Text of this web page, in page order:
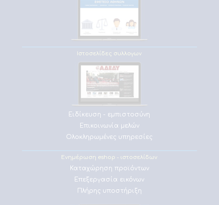
Ιστοσελίδες συλλογων
Ειδίκευση - εμπιστοσύνη
Επικοινωνία μελών
Ολοκληρωμένες υπηρεσίες
Ενημέρωση eshop - ιστοσελίδων
Καταχώρηση προϊόντων
Επεξεργασία εικόνων
Πλήρης υποστήριξη